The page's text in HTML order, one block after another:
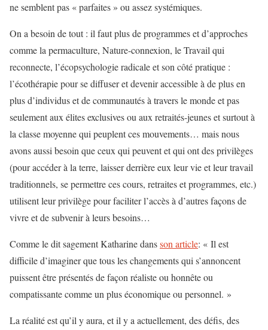
ne semblent pas « parfaites » ou assez systémiques.
On a besoin de tout : il faut plus de programmes et d’approches
comme la permaculture, Nature-connexion, le Travail qui
reconnecte, l’écopsychologie radicale et son côté pratique :
l’écothérapie pour se diffuser et devenir accessible à de plus en
plus d’individus et de communautés à travers le monde et pas
seulement aux élites exclusives ou aux retraités-jeunes et surtout à
la classe moyenne qui peuplent ces mouvements… mais nous
avons aussi besoin que ceux qui peuvent et qui ont des privilèges
(pour accéder à la terre, laisser derrière eux leur vie et leur travail
traditionnels, se permettre ces cours, retraites et programmes, etc.)
utilisent leur privilège pour faciliter l’accès à d’autres façons de
vivre et de subvenir à leurs besoins…
Comme le dit sagement Katharine dansson article: « Il est
difficile d’imaginer que tous les changements qui s’annoncent
puissent être présentés de façon réaliste ou honnête ou
compatissante comme un plus économique ou personnel. »
La réalité est qu’il y aura, et il y a actuellement, des défis, des